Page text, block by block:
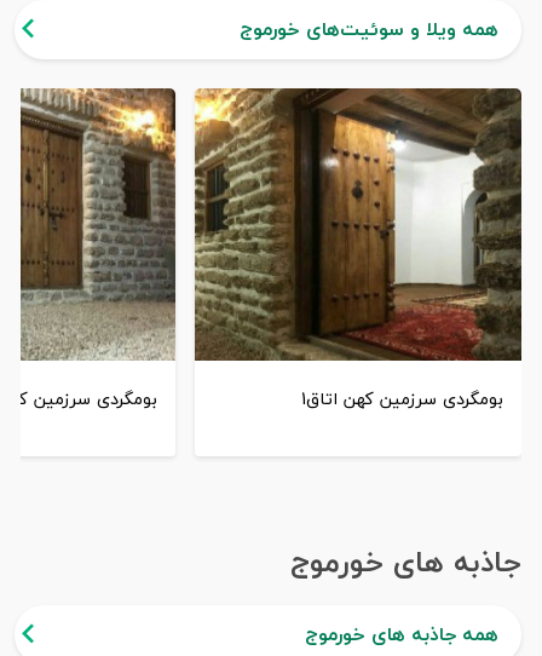
همه ویلا و سوئیت‌های خورموج
بومگردی سرزمین کهن اتاق1 بومگردی سرزمین کهن
جاذبه های خورموج
همه جاذبه های خورموج